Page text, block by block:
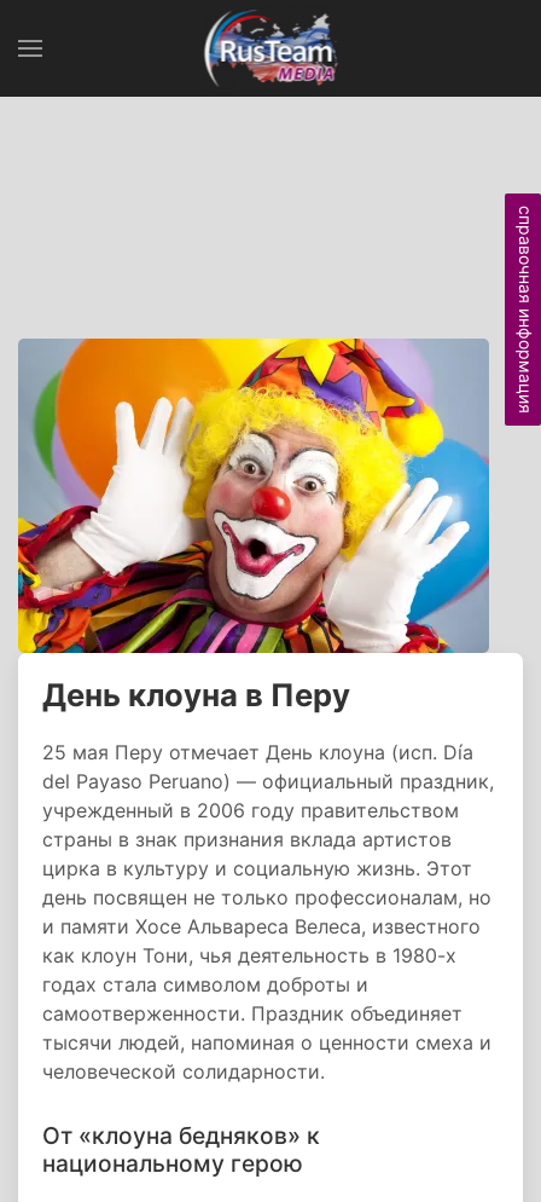
День клоуна в Перу
25 мая Перу отмечает День клоуна (исп. Día
del Payaso Peruano) — официальный праздник,
учрежденный в 2006 году правительством
страны в знак признания вклада артистов
цирка в культуру и социальную жизнь. Этот
день посвящен не только профессионалам, но
и памяти Хосе Альвареса Велеса, известного
как клоун Тони, чья деятельность в 1980-х
годах стала символом доброты и
самоотверженности. Праздник объединяет
тысячи людей, напоминая о ценности смеха и
человеческой солидарности.
От «клоуна бедняков» к
национальному герою
справочная информация